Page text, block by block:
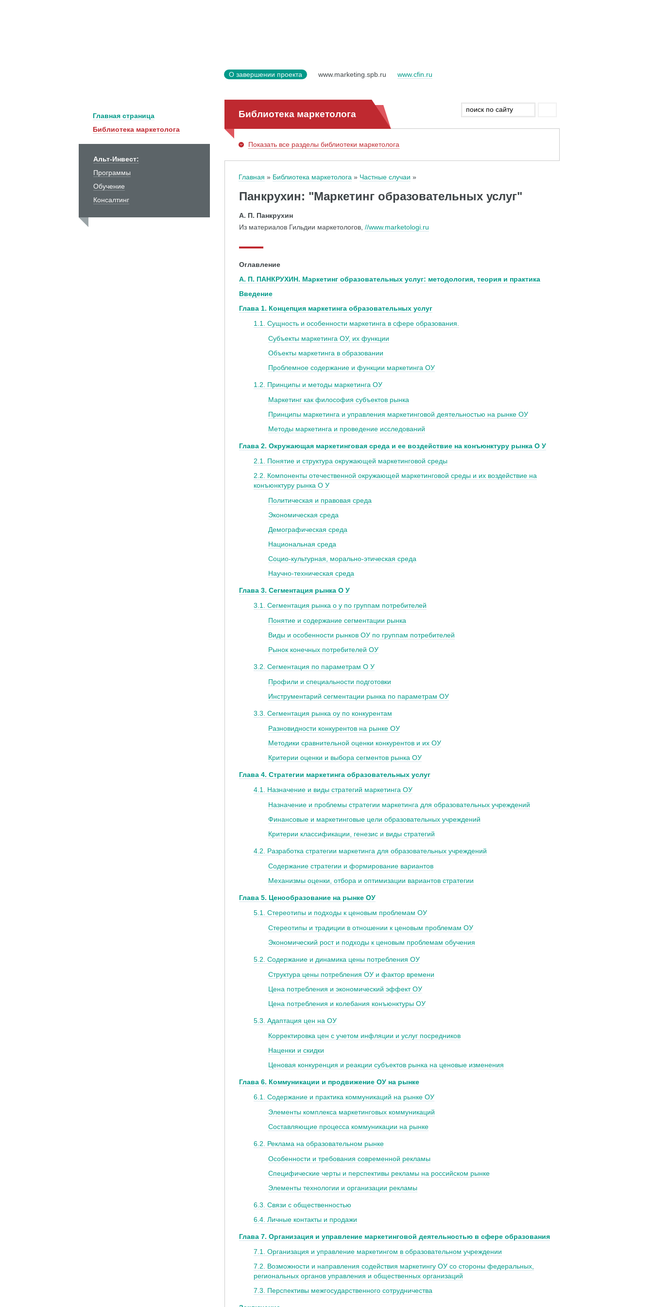
О завершении проекта www.marketing.spb.ru www.cfin.ru
Главная страница
Библиотека маркетолога
Альт-Инвест:
Программы
Обучение
Консалтинг
Библиотека маркетолога
Показать все разделы библиотеки маркетолога
Главная Библиотека маркетолога Частные случаи
Панкрухин: "Маркетинг образовательных услуг"
А. П. Панкрухин
Из материалов Гильдии маркетологов, //www.marketologi.ru
Оглавление
А. П. ПАНКРУХИН. Маркетинг образовательных услуг: методология, теория и практика
Введение
Глава 1. Концепция маркетинга образовательных услуг
1.1. Сущность и особенности маркетинга в сфере образования.
Субъекты маркетинга ОУ, их функции
Объекты маркетинга в образовании
Проблемное содержание и функции маркетинга ОУ
1.2. Принципы и методы маркетинга ОУ
Маркетинг как философия субъектов рынка
Принципы маркетинга и управления маркетинговой деятельностью на рынке ОУ
Методы маркетинга и проведение исследований
Глава 2. Окружающая маркетинговая среда и ее воздействие на конъюнктуру рынка О У
2.1. Понятие и структура окружающей маркетинговой среды
2.2. Компоненты отечественной окружающей маркетинговой среды и их воздействие на
конъюнктуру рынка О У
Политическая и правовая среда
Экономическая среда
Демографическая среда
Национальная среда
Социо-культурная, морально-этическая среда
Научно-техническая среда
Глава 3. Сегментация рынка О У
3.1. Сегментация рынка о у по группам потребителей
Понятие и содержание сегментации рынка
Виды и особенности рынков ОУ по группам потребителей
Рынок конечных потребителей ОУ
3.2. Сегментация по параметрам О У
Профили и специальности подготовки
Инструментарий сегментации рынка по параметрам ОУ
3.3. Сегментация рынка оу по конкурентам
Разновидности конкурентов на рынке ОУ
Методики сравнительной оценки конкурентов и их ОУ
Критерии оценки и выбора сегментов рынка ОУ
Глава 4. Стратегии маркетинга образовательных услуг
4.1. Назначение и виды стратегий маркетинга ОУ
Назначение и проблемы стратегии маркетинга для образовательных учреждений
Финансовые и маркетинговые цели образовательных учреждений
Критерии классификации, генезис и виды стратегий
4.2. Разработка стратегии маркетинга для образовательных учреждений
Содержание стратегии и формирование вариантов
Механизмы оценки, отбора и оптимизации вариантов стратегии
Глава 5. Ценообразование на рынке ОУ
5.1. Стереотипы и подходы к ценовым проблемам ОУ
Стереотипы и традиции в отношении к ценовым проблемам ОУ
Экономический рост и подходы к ценовым проблемам обучения
5.2. Содержание и динамика цены потребления ОУ
Структура цены потребления ОУ и фактор времени
Цена потребления и экономический эффект ОУ
Цена потребления и колебания конъюнктуры ОУ
5.3. Адаптация цен на ОУ
Корректировка цен с учетом инфляции и услуг посредников
Наценки и скидки
Ценовая конкуренция и реакции субъектов рынка на ценовые изменения
Глава 6. Коммуникации и продвижение ОУ на рынке
6.1. Содержание и практика коммуникаций на рынке ОУ
Элементы комплекса маркетинговых коммуникаций
Составляющие процесса коммуникации на рынке
6.2. Реклама на образовательном рынке
Особенности и требования современной рекламы
Специфические черты и перспективы рекламы на российском рынке
Элементы технологии и организации рекламы
6.3. Связи с общественностью
6.4. Личные контакты и продажи
Глава 7. Организация и управление маркетинговой деятельностью в сфере образования
7.1. Организация и управление маркетингом в образовательном учреждении
7.2. Возможности и направления содействия маркетингу ОУ со стороны федеральных,
региональных органов управления и общественных организаций
7.3. Перспективы межгосударственного сотрудничества